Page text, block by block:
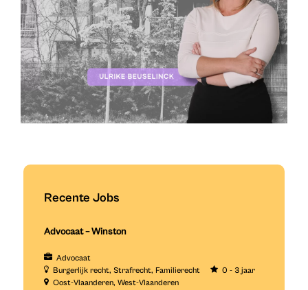
Recente Jobs
Advocaat – Winston
Advocaat
Burgerlijk recht Strafrecht Familierecht
0 - 3 jaar
Oost-Vlaanderen West-Vlaanderen